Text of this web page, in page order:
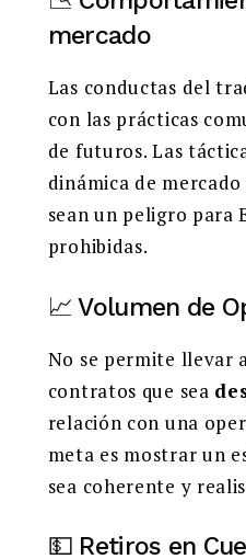
mercado
Las conductas del
con las prácticas
de futuros. Las
dinámica de
sean un peligro para
prohibidas.
📈 Volumen de
No se permite llevar
contratos que sea
relación con una
meta es mostrar un
sea coherente y
💵 Retiros en